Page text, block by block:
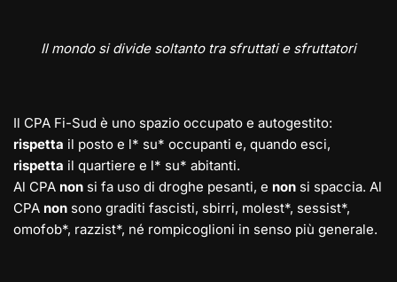
Il mondo si divide soltanto tra sfruttati e sfruttatori
Il CPA Fi-Sud è uno spazio occupato e autogestito:
rispetta il posto e l* su* occupanti e, quando esci,
rispetta il quartiere e l* su* abitanti.
Al CPA non si fa uso di droghe pesanti, e non si spaccia. Al
CPA non sono graditi fascisti, sbirri, molest*, sessist*,
omofob*, razzist*, né rompicoglioni in senso più generale.